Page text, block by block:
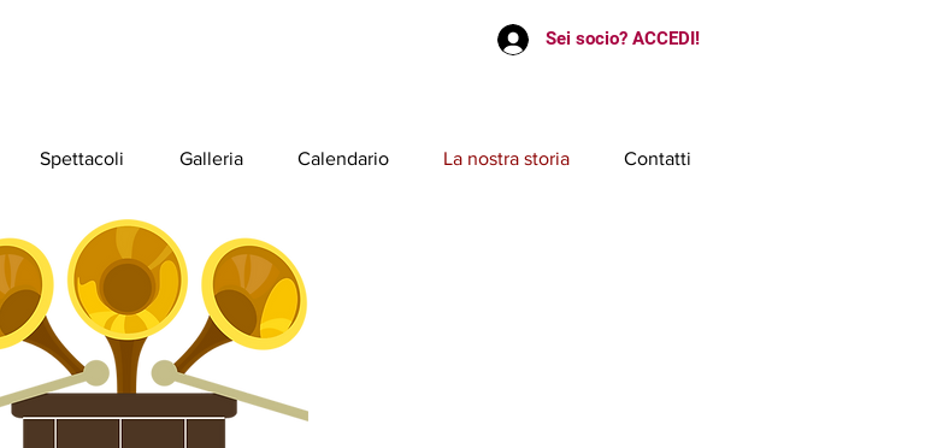
Sei socio? ACCEDI!
Spettacoli Galleria Calendario La nostra storia Contatti